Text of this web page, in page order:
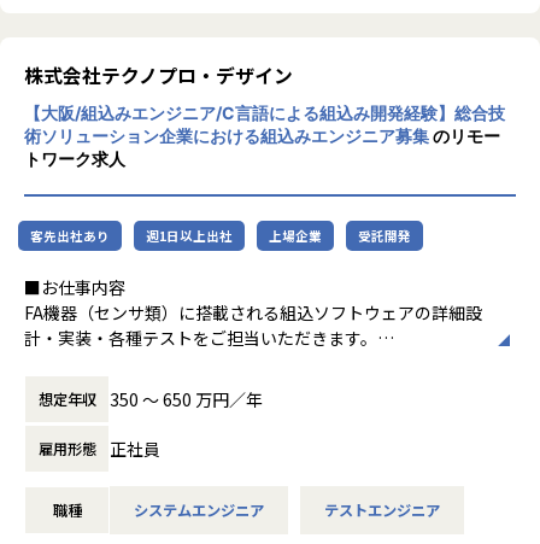
WPFをベースとした3Dモデル表示・操作UIの開発を担うチー
ムに参画し、詳細設計・実装・各種テストを担当いただきま
す。
【業務の変更の範囲】
会社の定める業務
程プロジェクトの増加といった世の中で技術
者集団として価値提供を行うために、エンジ
ニアが生涯活躍できる環境を考え事業運営を
行っています。
株式会社テクノプロ・デザイン
【大阪/組込みエンジニア/C言語による組込み開発経験】総合技
術ソリューション企業における組込みエンジニア募集のリモー
トワーク求人
客先出社あり 週1日以上出社 上場企業 受託開発
■お仕事内容
FA機器（センサ類）に搭載される組込ソフトウェアの詳細設
計・実装・各種テストをご担当いただきます。
【業務内容】
C言語・C++・C#を用いた組込制御ソフトウェアの詳細設
計・実装を担います。
マイコンペリフェラルによるセンサ制御・通信制御、データ
フ表示画面の作成まで幅広く担当します。
想定年収 350 〜 650 万円／年
雇用形態 正社員
職種 システムエンジニア テストエンジニア